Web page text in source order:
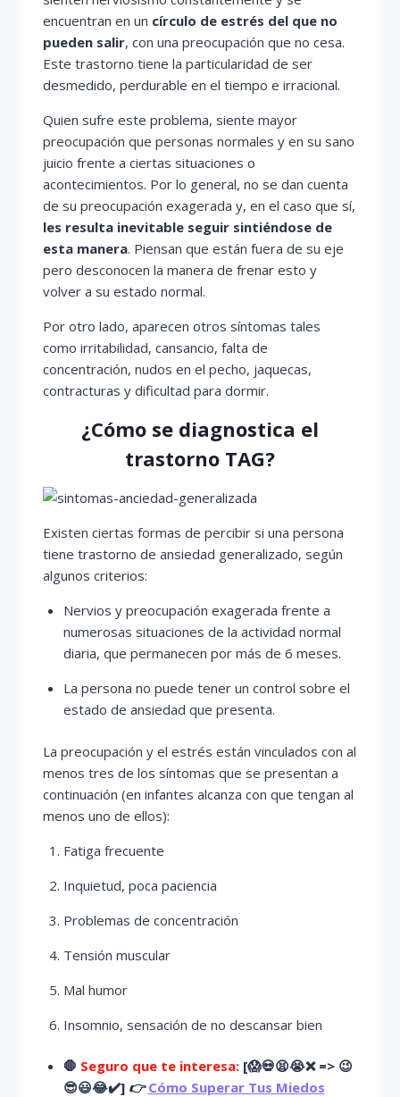
encuentran en un círculo de estrés del que no
pueden salir, con una preocupación que no cesa.
Este trastorno tiene la particularidad de ser
desmedido, perdurable en el tiempo e irracional.
Quien sufre este problema, siente mayor
preocupación que personas normales y en su sano
juicio frente a ciertas situaciones o
acontecimientos. Por lo general, no se dan cuenta
de su preocupación exagerada y, en el caso que sí,
les resulta inevitable seguir sintiéndose de
esta manera. Piensan que están fuera de su eje
pero desconocen la manera de frenar esto y
volver a su estado normal.
Por otro lado, aparecen otros síntomas tales
como irritabilidad, cansancio, falta de
concentración, nudos en el pecho, jaquecas,
contracturas y dificultad para dormir.
¿Cómo se diagnostica el
trastorno TAG?
Existen ciertas formas de percibir si una persona
tiene trastorno de ansiedad generalizado, según
algunos criterios:
Nervios y preocupación exagerada frente a
numerosas situaciones de la actividad normal
diaria, que permanecen por más de 6 meses.
La persona no puede tener un control sobre el
estado de ansiedad que presenta.
La preocupación y el estrés están vinculados con al
menos tres de los síntomas que se presentan a
continuación (en infantes alcanza con que tengan al
menos uno de ellos):
Fatiga frecuente
Inquietud, poca paciencia
Problemas de concentración
Tensión muscular
Mal humor
Insomnio, sensación de no descansar bien
🛑 Seguro que te interesa:[😱💀😫😭❌ => 😉
😎😃😂✔️] 👉 Cómo Superar Tus Miedos